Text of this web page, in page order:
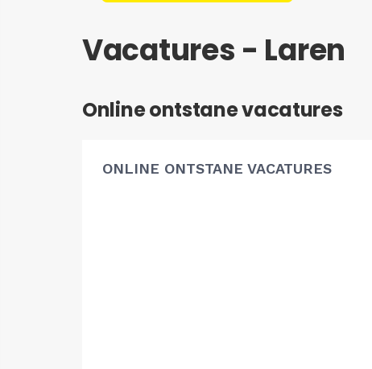
Vacatures - Laren
Online ontstane vacatures
ONLINE ONTSTANE VACATURES